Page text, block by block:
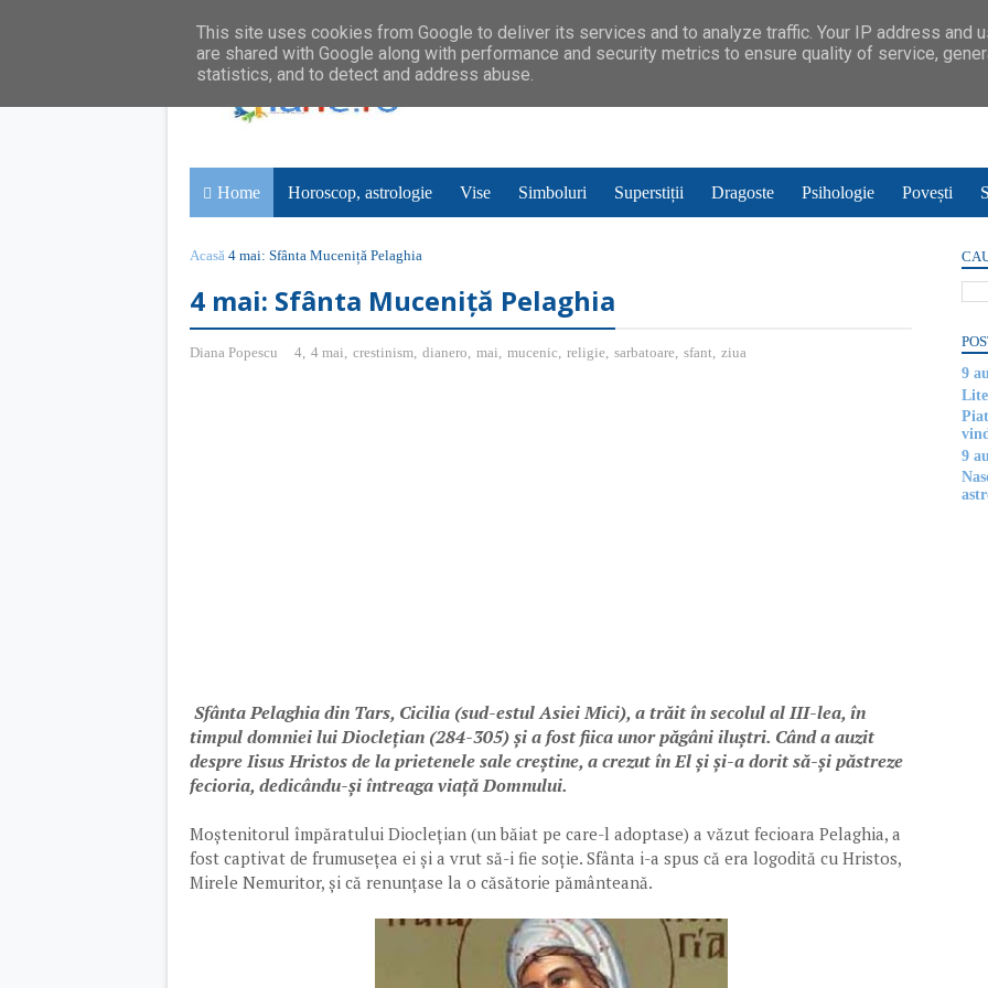
Home Horoscop, astrologie Vise Simboluri Superstiții Dragoste Psihologie Povești
Acasă 4 mai: Sfânta Muceniță Pelaghia
4 mai: Sfânta Muceniță Pelaghia
Diana Popescu 4, 4 mai, crestinism, dianero, mai, mucenic, religie, sarbatoare, sfant, ziua
Sfânta Pelaghia din Tars, Cicilia (sud-estul Asiei Mici), a trăit în secolul al III-lea, în
timpul domniei lui Dioclețian (284-305) și a fost fiica unor păgâni iluștri. Când a auzit
despre Iisus Hristos de la prietenele sale creștine, a crezut în El și și-a dorit să-și păstreze
fecioria, dedicându-și întreaga viață Domnului.
Moștenitorul împăratului Dioclețian (un băiat pe care-l adoptase) a văzut fecioara Pelaghia, a
fost captivat de frumusețea ei și a vrut să-i fie soție. Sfânta i-a spus că era logodită cu Hristos,
Mirele Nemuritor, și că renunțase la o căsătorie pământeană.
9
9
This site uses cookies from Google to deliver its services and to analyze traffic. Your IP address and
are shared with Google along with performance and security metrics to ensure quality of service,
statistics, and to detect and address abuse.